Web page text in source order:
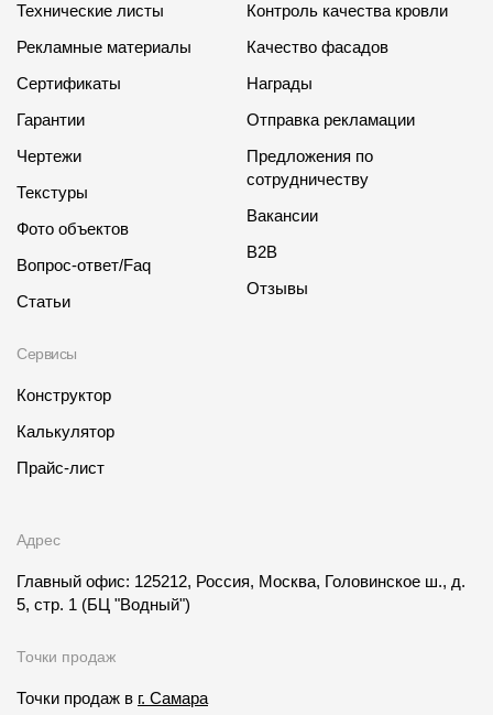
Технические листы
Рекламные материалы
Сертификаты
Гарантии
Чертежи
Текстуры
Фото объектов
Вопрос-ответ/Faq
Статьи
Сервисы
Конструктор
Калькулятор
Прайс-лист
Контроль качества кровли
Качество фасадов
Награды
Отправка рекламации
Предложения по
сотрудничеству
Вакансии
B2B
Отзывы
Адрес
Главный офис: 125212, Россия, Москва, Головинское ш., д.
5, стр. 1 (БЦ "Водный")
Точки продаж
Точки продаж в г. Самара